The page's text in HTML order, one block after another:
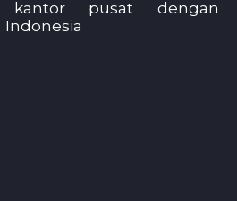
kantor pusat dengan